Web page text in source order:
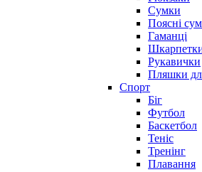
Сумки
Поясні
Гаманці
Рукавички
Пляшки
Спорт
Біг
Футбол
Баскетбол
Теніс
Тренінг
Плавання